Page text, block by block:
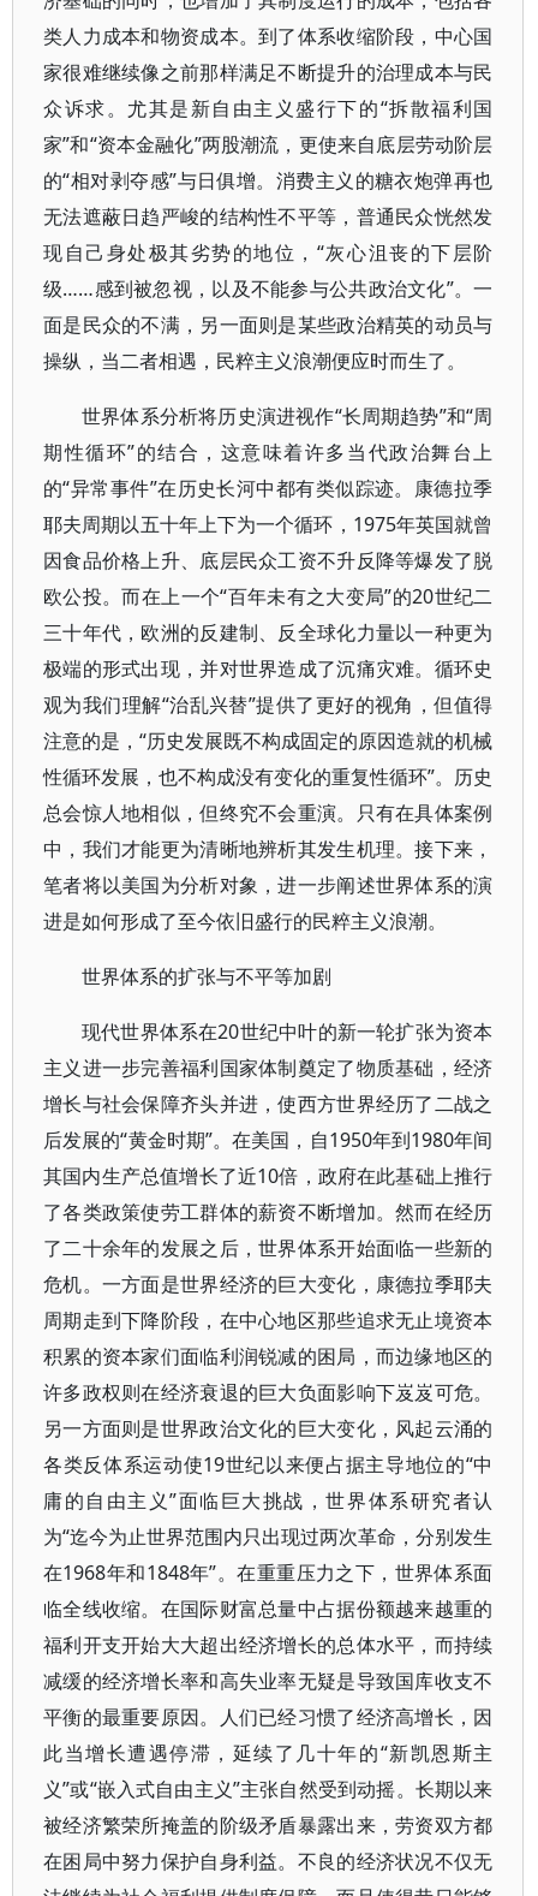
类人力成本和物资成本。到了体系收缩阶段，中心国
家很难继续像之前那样满足不断提升的治理成本与民
众诉求。尤其是新自由主义盛行下的“拆散福利国
家”和“资本金融化”两股潮流，更使来自底层劳动阶层
的“相对剥夺感”与日俱增。消费主义的糖衣炮弹再也
无法遮蔽日趋严峻的结构性不平等，普通民众恍然发
现自己身处极其劣势的地位，“灰心沮丧的下层阶
级……感到被忽视，以及不能参与公共政治文化”。一
面是民众的不满，另一面则是某些政治精英的动员与
操纵，当二者相遇，民粹主义浪潮便应时而生了。
世界体系分析将历史演进视作“长周期趋势”和“周
期性循环”的结合，这意味着许多当代政治舞台上
的“异常事件”在历史长河中都有类似踪迹。康德拉季
耶夫周期以五十年上下为一个循环，1975年英国就曾
因食品价格上升、底层民众工资不升反降等爆发了脱
欧公投。而在上一个“百年未有之大变局”的20世纪二
三十年代，欧洲的反建制、反全球化力量以一种更为
极端的形式出现，并对世界造成了沉痛灾难。循环史
观为我们理解“治乱兴替”提供了更好的视角，但值得
注意的是，“历史发展既不构成固定的原因造就的机械
性循环发展，也不构成没有变化的重复性循环”。历史
总会惊人地相似，但终究不会重演。只有在具体案例
中，我们才能更为清晰地辨析其发生机理。接下来，
笔者将以美国为分析对象，进一步阐述世界体系的演
进是如何形成了至今依旧盛行的民粹主义浪潮。
世界体系的扩张与不平等加剧
现代世界体系在20世纪中叶的新一轮扩张为资本
主义进一步完善福利国家体制奠定了物质基础，经济
增长与社会保障齐头并进，使西方世界经历了二战之
后发展的“黄金时期”。在美国，自1950年到1980年间
其国内生产总值增长了近10倍，政府在此基础上推行
了各类政策使劳工群体的薪资不断增加。然而在经历
了二十余年的发展之后，世界体系开始面临一些新的
危机。一方面是世界经济的巨大变化，康德拉季耶夫
周期走到下降阶段，在中心地区那些追求无止境资本
积累的资本家们面临利润锐减的困局，而边缘地区的
许多政权则在经济衰退的巨大负面影响下岌岌可危。
另一方面则是世界政治文化的巨大变化，风起云涌的
各类反体系运动使19世纪以来便占据主导地位的“中
庸的自由主义”面临巨大挑战，世界体系研究者认
为“迄今为止世界范围内只出现过两次革命，分别发生
在1968年和1848年”。在重重压力之下，世界体系面
临全线收缩。在国际财富总量中占据份额越来越重的
福利开支开始大大超出经济增长的总体水平，而持续
减缓的经济增长率和高失业率无疑是导致国库收支不
平衡的最重要原因。人们已经习惯了经济高增长，因
此当增长遭遇停滞，延续了几十年的“新凯恩斯主
义”或“嵌入式自由主义”主张自然受到动摇。长期以来
被经济繁荣所掩盖的阶级矛盾暴露出来，劳资双方都
在困局中努力保护自身利益。不良的经济状况不仅无